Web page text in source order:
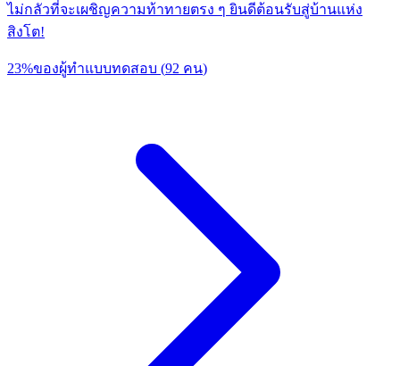
ไม่กลัวที่จะเผชิญความท้าทายตรง ๆ ยินดีต้อนรับสู่บ้านแห่ง
สิงโต!
23%ของผู้ทำแบบทดสอบ (92 คน)